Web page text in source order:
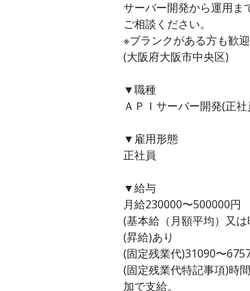
サーバー開発から運用ま
ご相談ください。
※ブランクがある方も歓
(大阪府大阪市中央区)
▼職種
ＡＰＩサーバー開発(正社
▼雇用形態
正社員
▼給与
月給230000〜500000円
(基本給（月額平均）又
(昇給)あり
(固定残業代)31090〜
(固定残業代特記事項)時
加で支給。